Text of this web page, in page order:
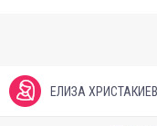
ЕЛИЗА